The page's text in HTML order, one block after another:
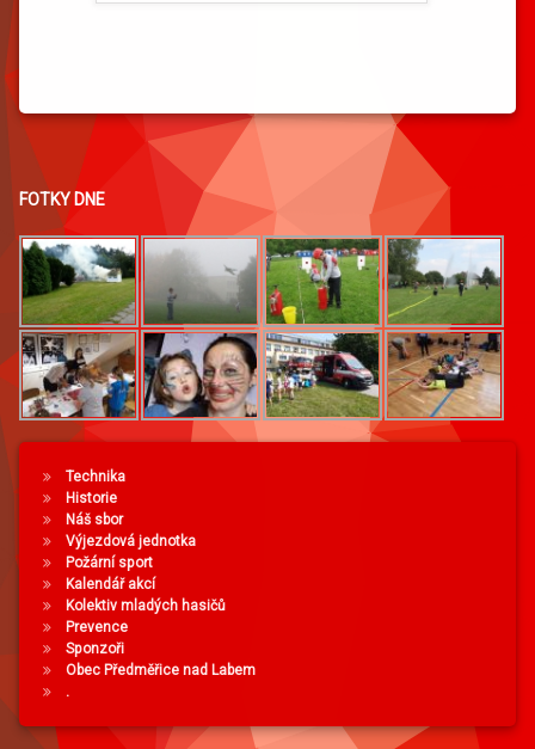
FOTKY DNE
Technika
Historie
Náš sbor
Výjezdová jednotka
Požární sport
Kalendář akcí
Kolektiv mladých hasičů
Prevence
Sponzoři
Obec Předměřice nad Labem
.